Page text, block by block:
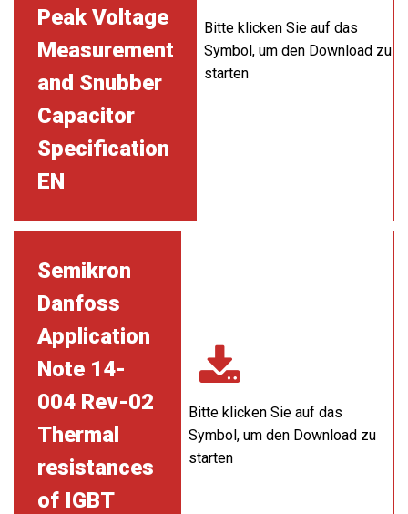
Peak Voltage
Measurement
and Snubber
Capacitor
Specification
EN
Bitte klicken Sie auf das
Symbol, um den Download zu
starten
Semikron
Danfoss
Application
Note 14-
004 Rev-02
Thermal
resistances
of IGBT
Bitte klicken Sie auf das
Symbol, um den Download zu
starten